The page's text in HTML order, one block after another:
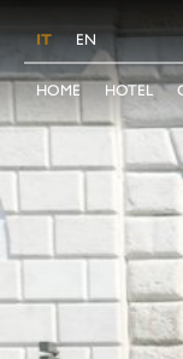
IT EN
HOME HOTEL